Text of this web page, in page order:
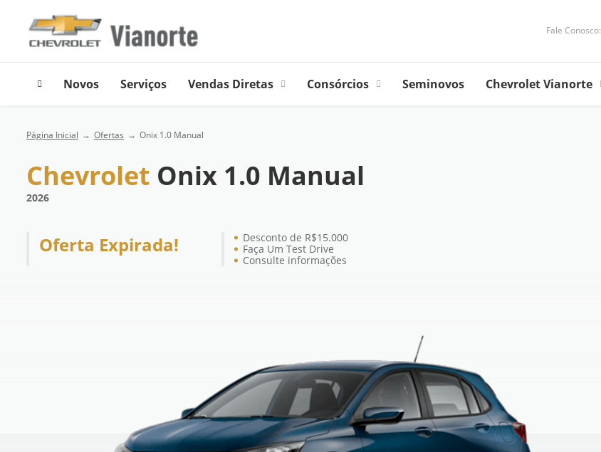
Fale Conosco:
Novos Serviços Vendas Diretas Consórcios Seminovos Chevrolet Vianorte
Página Inicial Ofertas Onix 1.0 Manual
Chevrolet Onix 1.0 Manual
2026
Oferta Expirada!
Desconto de R$15.000
Faça Um Test Drive
Consulte informações